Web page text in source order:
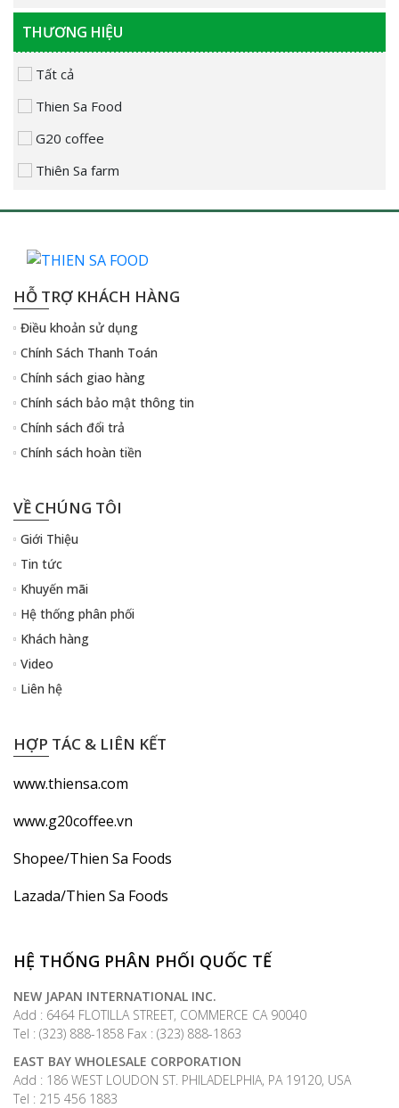
THƯƠNG HIỆU
Tất cả
Thien Sa Food
G20 coffee
Thiên Sa farm
HỖ TRỢ KHÁCH HÀNG
Điều khoản sử dụng
Chính Sách Thanh Toán
Chính sách giao hàng
Chính sách bảo mật thông tin
Chính sách đổi trả
Chính sách hoàn tiền
VỀ CHÚNG TÔI
Giới Thiệu
Tin tức
Khuyến mãi
Hệ thống phân phối
Khách hàng
Video
Liên hệ
HỢP TÁC & LIÊN KẾT
www.thiensa.com
www.g20coffee.vn
Shopee/Thien Sa Foods
Lazada/Thien Sa Foods
HỆ THỐNG PHÂN PHỐI QUỐC TẾ
NEW JAPAN INTERNATIONAL INC.
Add : 6464 FLOTILLA STREET, COMMERCE CA 90040
Tel : (323) 888-1858 Fax : (323) 888-1863
EAST BAY WHOLESALE CORPORATION
Add : 186 WEST LOUDON ST. PHILADELPHIA, PA 19120, USA
Tel : 215 456 1883